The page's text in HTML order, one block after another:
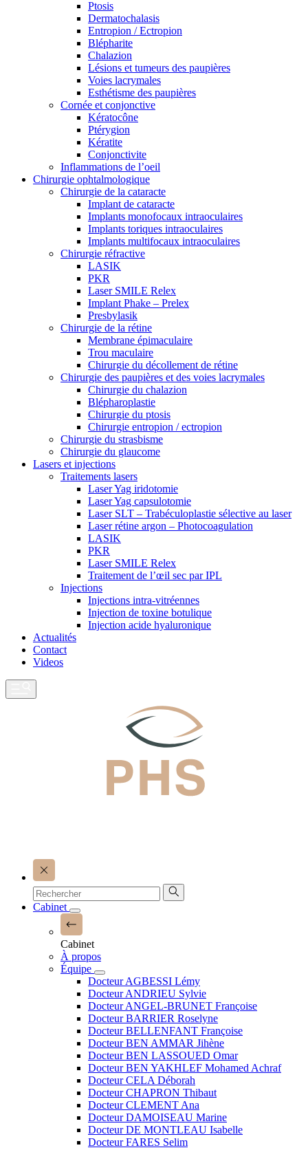
Ptosis
Dermatochalasis
Entropion / Ectropion
Blépharite
Chalazion
Lésions et tumeurs des paupières
Voies lacrymales
Esthétisme des paupières
Cornée et conjonctive
Kératocône
Ptérygion
Kératite
Conjonctivite
Inflammations de l’oeil
Chirurgie ophtalmologique
Chirurgie de la cataracte
Implant de cataracte
Implants monofocaux intraoculaires
Implants toriques intraoculaires
Implants multifocaux intraoculaires
Chirurgie réfractive
LASIK
PKR
Laser SMILE Relex
Implant Phake – Prelex
Presbylasik
Chirurgie de la rétine
Membrane épimaculaire
Trou maculaire
Chirurgie du décollement de rétine
Chirurgie des paupières et des voies lacrymales
Chirurgie du chalazion
Blépharoplastie
Chirurgie du ptosis
Chirurgie entropion / ectropion
Chirurgie du strasbisme
Chirurgie du glaucome
Lasers et injections
Traitements lasers
Laser Yag iridotomie
Laser Yag capsulotomie
Laser SLT – Trabéculoplastie sélective au laser
Laser rétine argon – Photocoagulation
LASIK
PKR
Laser SMILE Relex
Traitement de l’œil sec par IPL
Injections
Injections intra-vitréennes
Injection de toxine botulique
Injection acide hyaluronique
Actualités
Contact
Videos
Cabinet
Cabinet
À propos
Équipe
Docteur AGBESSI Lémy
Docteur ANDRIEU Sylvie
Docteur ANGEL-BRUNET Françoise
Docteur BARRIER Roselyne
Docteur BELLENFANT Françoise
Docteur BEN AMMAR Jihène
Docteur BEN LASSOUED Omar
Docteur BEN YAKHLEF Mohamed Achraf
Docteur CELA Déborah
Docteur CHAPRON Thibaut
Docteur CLEMENT Ana
Docteur DAMOISEAU Marine
Docteur DE MONTLEAU Isabelle
Docteur FARES Selim